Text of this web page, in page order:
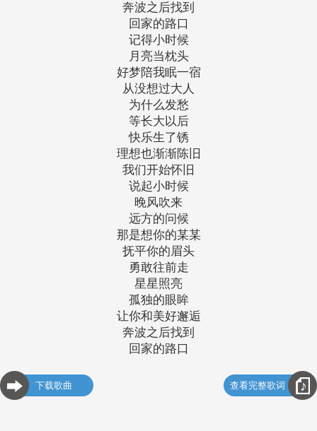
奔波之后找到
回家的路口
记得小时候
月亮当枕头
好梦陪我眠一宿
从没想过大人
为什么发愁
等长大以后
快乐生了锈
理想也渐渐陈旧
我们开始怀旧
说起小时候
晚风吹来
远方的问候
那是想你的某某
抚平你的眉头
勇敢往前走
星星照亮
孤独的眼眸
让你和美好邂逅
奔波之后找到
回家的路口
下载歌曲 查看完整歌词